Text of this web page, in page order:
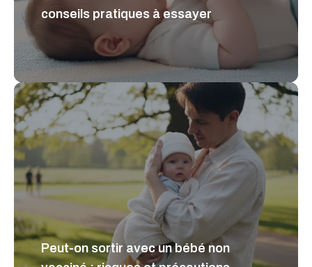
conseils pratiques à essayer
Peut-on sortir avec un bébé non